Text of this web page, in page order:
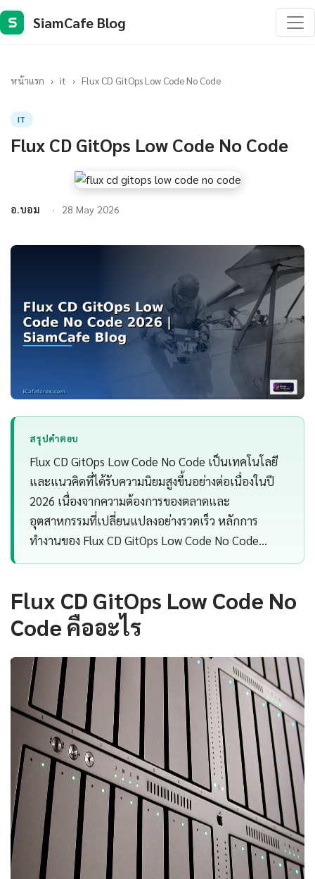
S SiamCafe Blog
หน้าแรก › it › Flux CD GitOps Low Code No Code
IT
Flux CD GitOps Low Code No Code
อ.บอม 28 May 2026
สรุปคำตอบ
Flux CD GitOps Low Code No Code เป็นเทคโนโลยี
และแนวคิดที่ได้รับความนิยมสูงขึ้นอย่างต่อเนื่องในปี
2026 เนื่องจากความต้องการของตลาดและ
อุตสาหกรรมที่เปลี่ยนแปลงอย่างรวดเร็ว หลักการ
ทำงานของ Flux CD GitOps Low Code No Code…
Flux CD GitOps Low Code No
Code คืออะไร